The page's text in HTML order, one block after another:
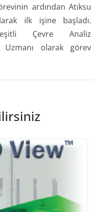
ardından Atıksu
ilk işine başladı.
Çevre Analiz
Uzmanı olarak görev